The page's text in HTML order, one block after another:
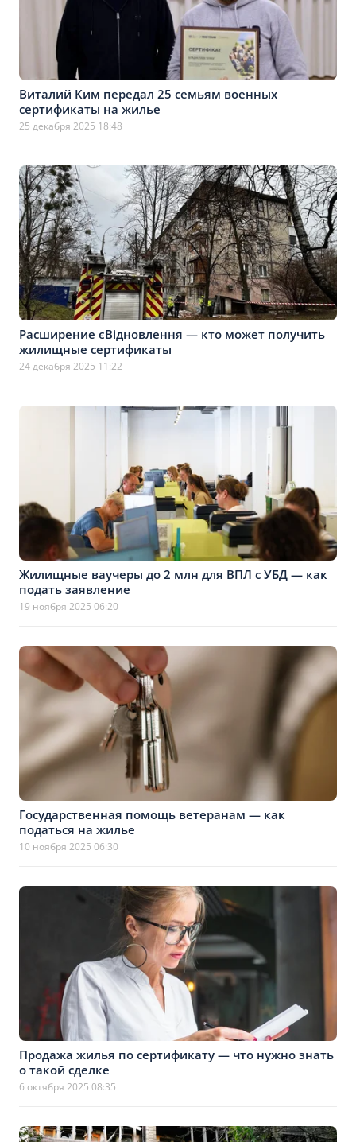
Виталий Ким передал 25 семьям военных
сертификаты на жилье
25 декабря 2025 18:48
Расширение єВідновлення — кто может получить
жилищные сертификаты
24 декабря 2025 11:22
Жилищные ваучеры до 2 млн для ВПЛ с УБД — как
подать заявление
19 ноября 2025 06:20
Государственная помощь ветеранам — как
податься на жилье
10 ноября 2025 06:30
Продажа жилья по сертификату — что нужно знать
о такой сделке
6 октября 2025 08:35